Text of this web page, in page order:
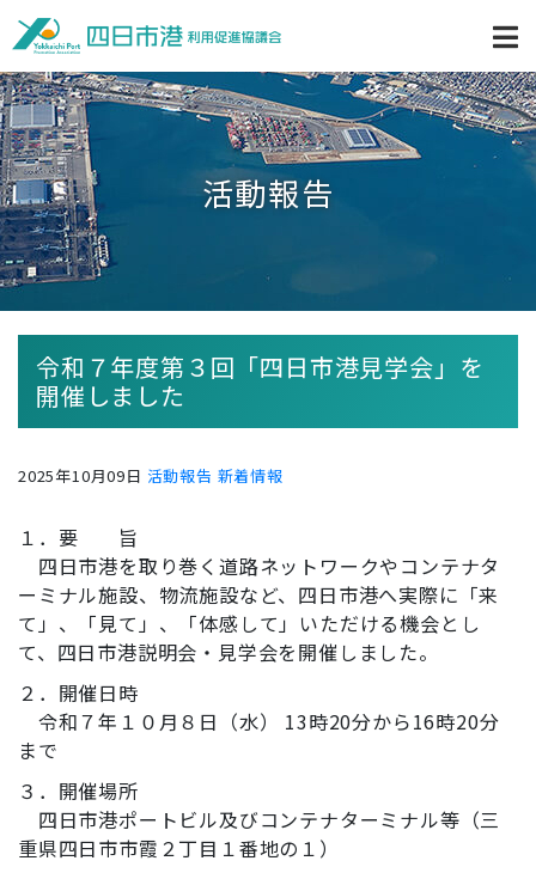
活動報告
令和７年度第３回「四日市港見学会」を
開催しました
2025年10月09日 活動報告 新着情報
１．要 旨
四日市港を取り巻く道路ネットワークやコンテナタ
ーミナル施設、物流施設など、四日市港へ実際に「来
て」、「見て」、「体感して」いただける機会とし
て、四日市港説明会・見学会を開催しました。
２．開催日時
令和７年１０月８日（水） 13時20分から16時20分
まで
３．開催場所
四日市港ポートビル及びコンテナターミナル等（三
重県四日市市霞２丁目１番地の１）